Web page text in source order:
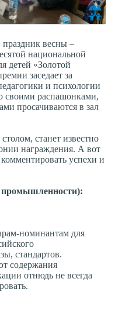
весны –
национальной
детей «Золотой
заседает за
и психологии
распашонками,
просачиваются в зал
станет известно
награждения. А вот
успехи и
номинантам для
стандартов.
содержания
отнюдь не всегда